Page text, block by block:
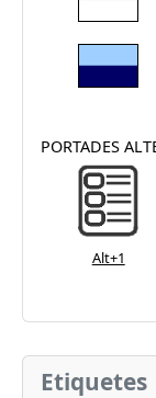
PORTADES
Alt+1
Etiquetes